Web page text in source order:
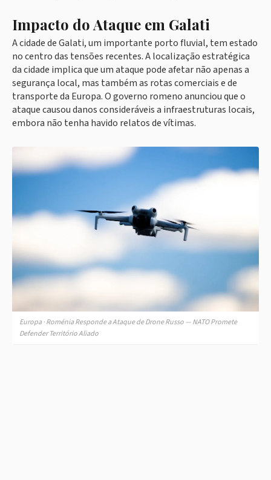
Impacto do Ataque em Galati
A cidade de Galati, um importante porto fluvial, tem estado
no centro das tensões recentes. A localização estratégica
da cidade implica que um ataque pode afetar não apenas a
segurança local, mas também as rotas comerciais e de
transporte da Europa. O governo romeno anunciou que o
ataque causou danos consideráveis a infraestruturas locais,
embora não tenha havido relatos de vítimas.
Europa · Roménia Responde a Ataque de Drone Russo — NATO Promete
Defender Território Aliado